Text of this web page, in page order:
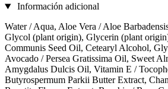
Información adicional
Water / Aqua, Aloe Vera / Aloe
Glycol (plant origin), Glycerin (plant
Communis Seed Oil, Cetearyl Alcohol,
Avocado / Persea Gratissima Oil, Sweet
Amygdalus Dulcis Oil, Vitamin E /
Butyrospermum Parkii Butter Extract,